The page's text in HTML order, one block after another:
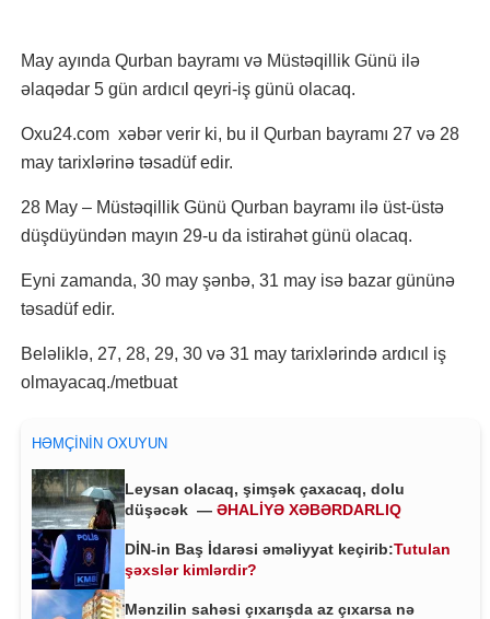
May ayında Qurban bayramı və Müstəqillik Günü ilə
əlaqədar 5 gün ardıcıl qeyri-iş günü olacaq.
Oxu24.com xəbər verir ki, bu il Qurban bayramı 27 və 28
may tarixlərinə təsadüf edir.
28 May – Müstəqillik Günü Qurban bayramı ilə üst-üstə
düşdüyündən mayın 29-u da istirahət günü olacaq.
Eyni zamanda, 30 may şənbə, 31 may isə bazar gününə
təsadüf edir.
Beləliklə, 27, 28, 29, 30 və 31 may tarixlərində ardıcıl iş
olmayacaq./metbuat
HƏMÇININ OXUYUN
Leysan olacaq, şimşək çaxacaq, dolu
düşəcək — ƏHALİYƏ XƏBƏRDARLIQ
DİN-in Baş İdarəsi əməliyyat keçirib:Tutulan
şəxslər kimlərdir?
Mənzilin sahəsi çıxarışda az çıxarsa nə